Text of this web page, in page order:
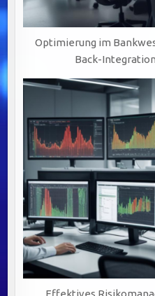
Optimierung im
Back-
Effektives